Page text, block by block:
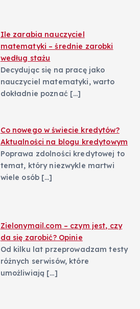
e
w
p
s
ó
Ile zarabia nauczyciel
matematyki – średnie zarobki
według stażu
Decydując się na pracę jako
nauczyciel matematyki, warto
dokładnie poznać […]
Co nowego w świecie kredytów?
Aktualności na blogu kredytowym
Poprawa zdolności kredytowej to
temat, który niezwykle martwi
wiele osób […]
Zielonymail.com – czym jest, czy
da się zarobić? Opinie
Od kilku lat przeprowadzam testy
różnych serwisów, które
umożliwiają […]